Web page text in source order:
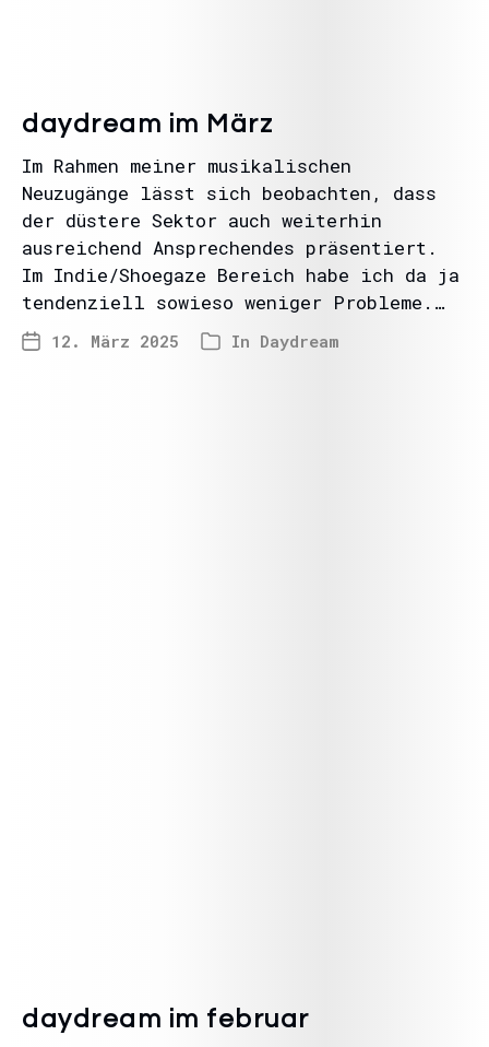
daydream im März
Im Rahmen meiner musikalischen
Neuzugänge lässt sich beobachten, dass
der düstere Sektor auch weiterhin
ausreichend Ansprechendes präsentiert.
Im Indie/Shoegaze Bereich habe ich da ja
tendenziell sowieso weniger Probleme.…
12. März 2025 In Daydream
daydream im februar